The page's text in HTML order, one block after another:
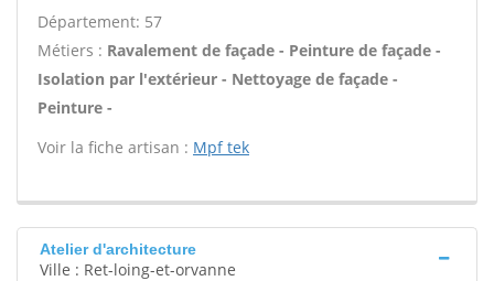
Département: 57
Métiers : Ravalement de façade - Peinture de façade -
Isolation par l'extérieur - Nettoyage de façade -
Peinture -
Voir la fiche artisan : Mpf tek
Atelier d'architecture
Ville : Ret-loing-et-orvanne